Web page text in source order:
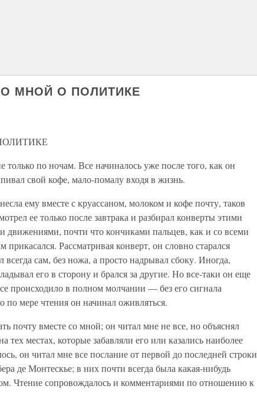
МНОЙ О ПОЛИТИКЕ
только по ночам. Все начиналось уже после того, как он
свой кофе, мало-помалу входя в жизнь.
ему вместе с круассаном, молоком и кофе почту, таков
ее только после завтрака и раз­бирал конверты этими
почти что кончиками пальцев, как и со всеми
Рассматривая конверт, он словно старался
всегда сам, без ножа, а просто надрывал сбоку. Иногда,
его в сторону и брался за другие. Но все-таки он еще
происходило в полном молчании — без его сигнала
по мере чтения он начинал оживляться.
почту вместе со мной; он читал мне не все, но объяснял
тех местах, которые забавляли его или казались наиболее
он читал мне все послание от первой до последней строки
де Монтескье; в них почти всегда была какая-нибудь
Чтение сопрово­ждалось и комментариями по отношению к